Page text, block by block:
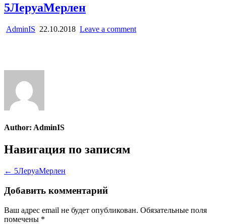
5ЛеруаМерлен
AdminIS 22.10.2018 Leave a comment
Author: AdminIS
Навигация по записям
← 5ЛеруаМерлен
Добавить комментарий
Ваш адрес email не будет опубликован. Обязательные поля
помечены *